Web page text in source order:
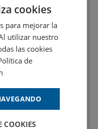
cookies
para mejorar la
utilizar nuestro
las cookies
de
COOKIES